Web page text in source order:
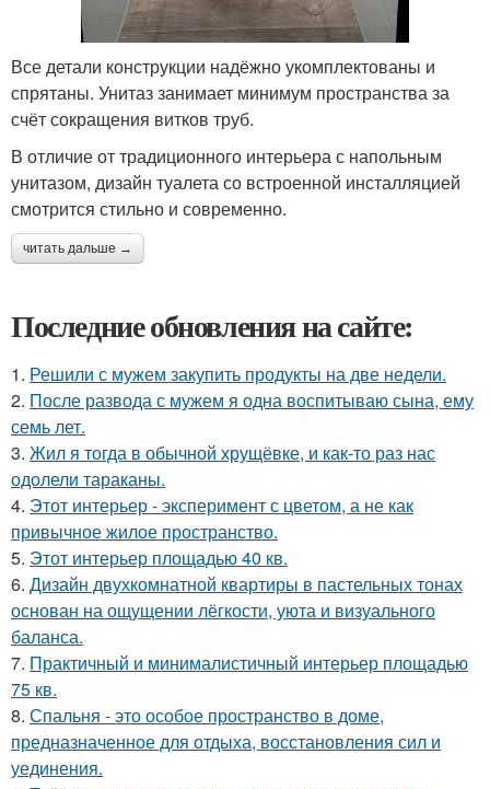
Все детали конструкции надёжно укомплектованы и
спрятаны. Унитаз занимает минимум пространства за
счёт сокращения витков труб.
В отличие от традиционного интерьера с напольным
унитазом, дизайн туалета со встроенной инсталляцией
смотрится стильно и современно.
читать дальше →
Последние обновления на сайте:
1. Решили с мужем закупить продукты на две недели.
2. После развода с мужем я одна воспитываю сына, ему
семь лет.
3. Жил я тогда в обычной хрущёвке, и как-то раз нас
одолели тараканы.
4. Этот интерьер - эксперимент с цветом, а не как
привычное жилое пространство.
5. Этот интерьер площадью 40 кв.
6. Дизайн двухкомнатной квартиры в пастельных тонах
основан на ощущении лёгкости, уюта и визуального
баланса.
7. Практичный и минималистичный интерьер площадью
75 кв.
8. Спальня - это особое пространство в доме,
предназначенное для отдыха, восстановления сил и
уединения.